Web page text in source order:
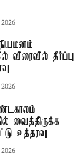
விரைவில் தீர்ப்பு
வைத்திருக்க
உத்தரவு